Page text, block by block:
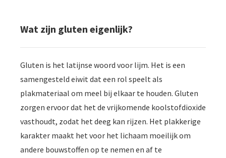
Wat zijn gluten eigenlijk?
Gluten is het latijnse woord voor lijm. Het is een
samengesteld eiwit dat een rol speelt als
plakmateriaal om meel bij elkaar te houden. Gluten
zorgen ervoor dat het de vrijkomende koolstofdioxide
vasthoudt, zodat het deeg kan rijzen. Het plakkerige
karakter maakt het voor het lichaam moeilijk om
andere bouwstoffen op te nemen en af te